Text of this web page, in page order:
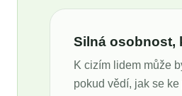
Silná osobnost,
K cizím lidem může
pokud vědí, jak se